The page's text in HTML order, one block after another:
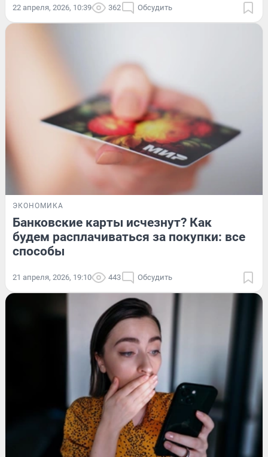
22 апреля, 2026, 10:39 362 Обсудить
ЭКОНОМИКА
Банковские карты исчезнут? Как
будем расплачиваться за покупки: все
способы
21 апреля, 2026, 19:10 443 Обсудить